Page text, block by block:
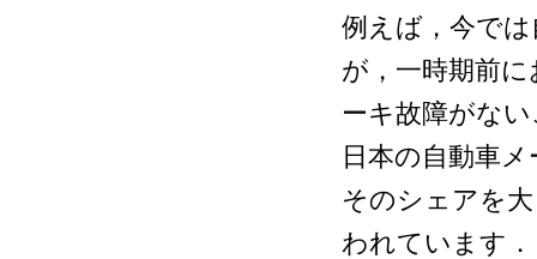
例えば，今で
が，一時期前
ーキ故障がな
日本の自動車
そのシェアを
われています．